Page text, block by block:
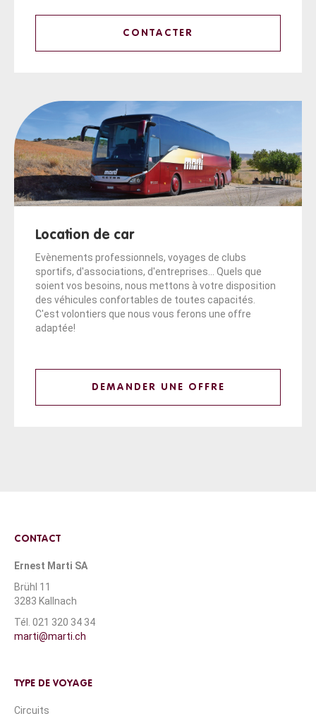
CONTACTER
Location de car
Evènements professionnels, voyages de clubs
sportifs, d'associations, d'entreprises... Quels que
soient vos besoins, nous mettons à votre disposition
des véhicules confortables de toutes capacités.
C'est volontiers que nous vous ferons une offre
adaptée!
DEMANDER UNE OFFRE
CONTACT
Ernest Marti SA
Brühl 11
3283 Kallnach
Tél. 021 320 34 34
marti@marti.ch
TYPE DE VOYAGE
Circuits